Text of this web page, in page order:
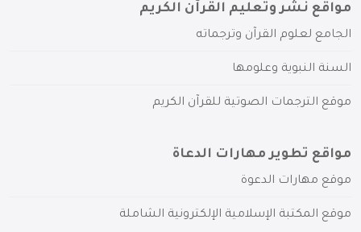
مواقع نشر وتعليم القرآن الكريم
الجامع لعلوم القرآن وترجماته
السنة النبوية وعلومها
موقع الترجمات الصوتية للقرآن الكريم
مواقع تطوير مهارات الدعاة
موقع مهارات الدعوة
موقع المكتبة الإسلامية الإلكترونية الشاملة